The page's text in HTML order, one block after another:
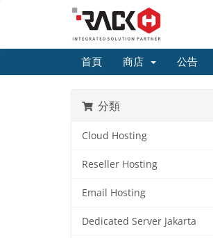
首頁 商店 公告
分類
Cloud Hosting
Reseller Hosting
Email Hosting
Dedicated Server Jakarta